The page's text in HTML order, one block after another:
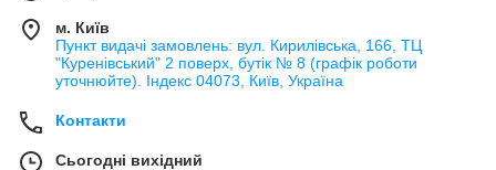
м. Київ
Пункт видачі замовлень: вул. Кирилівська, 166, ТЦ
"Куренівський" 2 поверх, бутік № 8 (графік роботи
уточнюйте). Індекс 04073, Київ, Україна
Контакти
Сьогодні вихідний